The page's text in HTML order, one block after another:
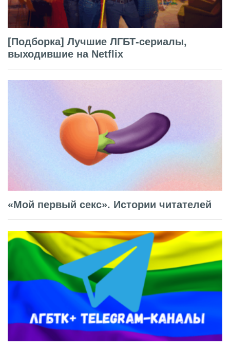
[Подборка] Лучшие ЛГБТ-сериалы,
выходившие на Netflix
«Мой первый секс». Истории читателей